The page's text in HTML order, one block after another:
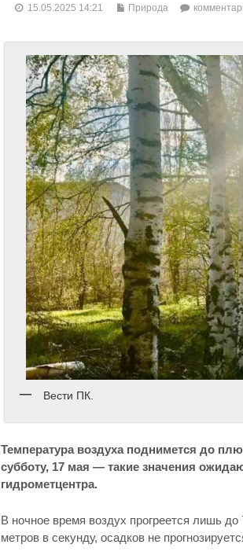
15.05.2025 14:21 Природа
Вести ПК.
Температура воздуха поднимется до
субботу, 17 мая — такие значения
гидрометцентра.
В ночное время воздух прогреется лишь
метров в секунду, осадков не